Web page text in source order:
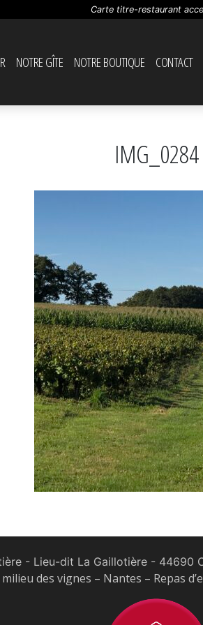
Carte titre-restaurant
NOTRE GÎTE NOTRE BOUTIQUE CONTACT
IMG_0284
- Lieu-dit La Gaillotière - 44690
des vignes – Nantes – Repas